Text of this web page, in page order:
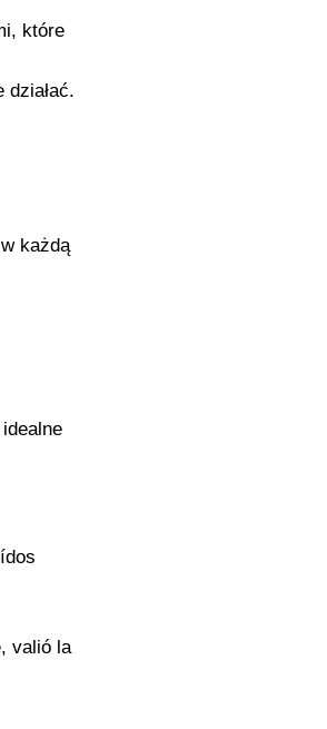
które
każdą
valió la